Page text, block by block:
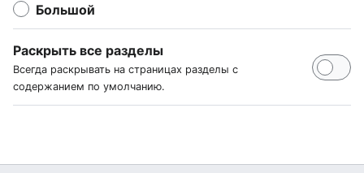
Большой
Раскрыть все разделы
Всегда раскрывать на страницах разделы с
содержанием по умолчанию.